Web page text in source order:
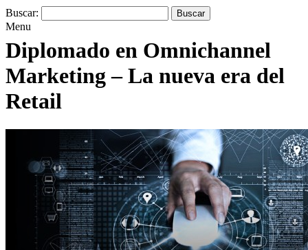
Buscar:
Menu
Diplomado en Omnichannel
Marketing – La nueva era del
Retail